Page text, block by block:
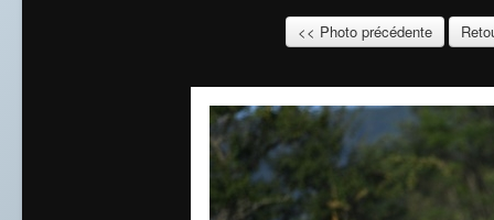
<< Photo précédente